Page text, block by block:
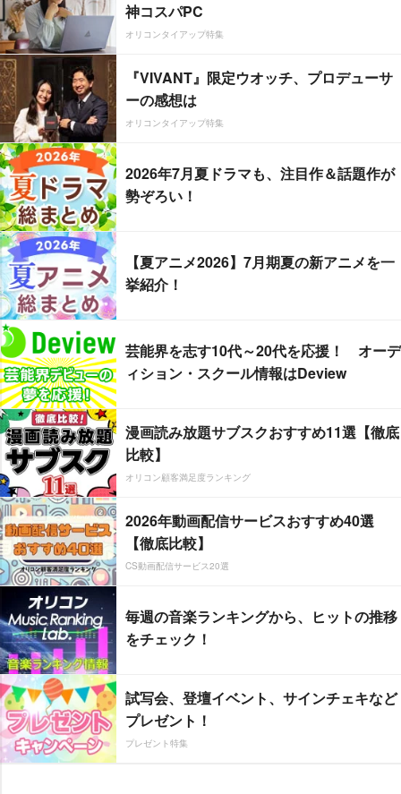
神コスパPC
オリコンタイアップ特集
『VIVANT』限定ウオッチ、プロデューサ
ーの感想は
オリコンタイアップ特集
2026年7月夏ドラマも、注目作＆話題作が
勢ぞろい！
【夏アニメ2026】7月期夏の新アニメを一
挙紹介！
芸能界を志す10代～20代を応援！ オーデ
ィション・スクール情報はDeview
漫画読み放題サブスクおすすめ11選【徹底
比較】
オリコン顧客満足度ランキング
2026年動画配信サービスおすすめ40選
【徹底比較】
CS動画配信サービス20選
毎週の音楽ランキングから、ヒットの推移
をチェック！
試写会、登壇イベント、サインチェキなど
プレゼント！
プレゼント特集